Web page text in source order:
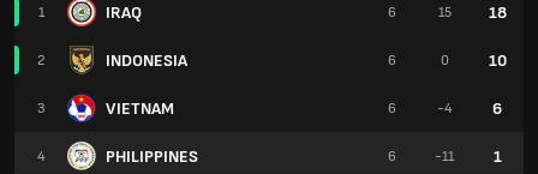
1 IRAQ
2 INDONESIA
3 VIETNAM
4 PHILIPPINES
6 15 18
6 0 10
6 -4 6
6 -11 1